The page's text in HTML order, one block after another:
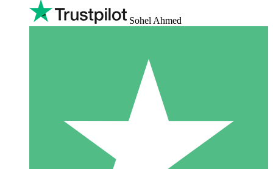
Sohel Ahmed